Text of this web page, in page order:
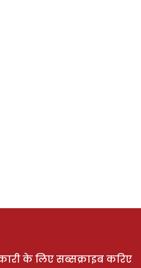
के लिए सब्सक्राइब करिए